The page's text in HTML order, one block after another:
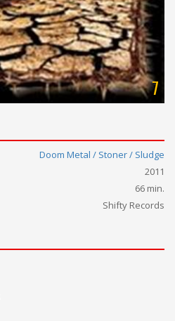
7
Doom Metal / Stoner / Sludge
2011
66 min.
Shifty Records